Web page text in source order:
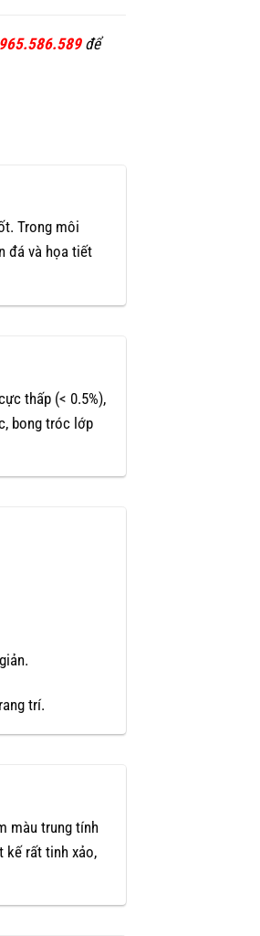
để
Trong môi
đá và họa tiết
thấp (< 0.5%),
bong tróc lớp
trí.
màu trung tính
rất tinh xảo,